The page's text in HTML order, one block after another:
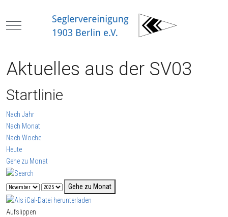
Mobile Menu Toggle
Aktuelles aus der SV03
Startlinie
Nach Jahr
Nach Monat
Nach Woche
Heute
Gehe zu Monat
Gehe zu Monat
Aufslippen